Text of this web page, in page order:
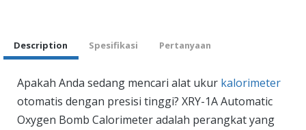
Description Spesifikasi Pertanyaan
Apakah Anda sedang mencari alat ukur kalorimeter
otomatis dengan presisi tinggi? XRY-1A Automatic
Oxygen Bomb Calorimeter adalah perangkat yang